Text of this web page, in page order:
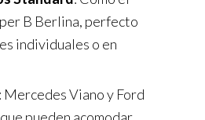
B Berlina, perfecto
individuales o en
: Mercedes Viano y Ford